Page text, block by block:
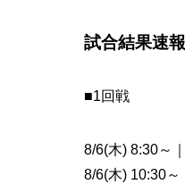
試合結果速
■1回戦
8/6(木) 8:30～
8/6(木) 10:30